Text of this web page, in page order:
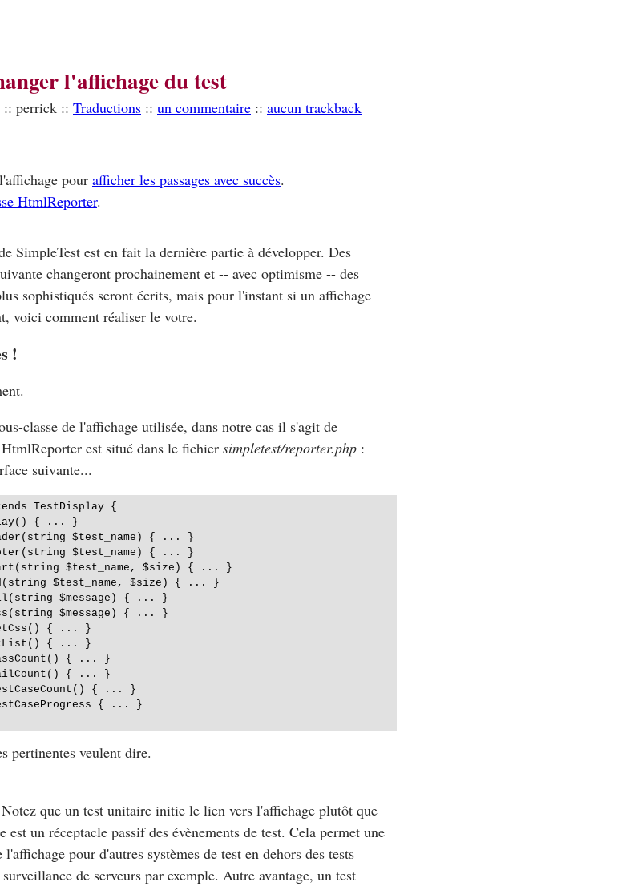
l'affichage du test
:: perrick :: Traductions :: un commentaire :: aucun trackback
pour afficher les passages avec succès.
HtmlReporter.
SimpleTest est en fait la dernière partie à développer. Des
changeront prochainement et -- avec optimisme -- des
sophistiqués seront écrits, mais pour l'instant si un affichage
voici comment réaliser le votre.
!
classe de l'affichage utilisée, dans notre cas il s'agit de
HtmlReporter est situé dans le fichier simpletest/reporter.php :
suivante...
TestDisplay {
{ ... }
$test_name) { ... }
$test_name) { ... }
$test_name, $size) { ... }
$test_name, $size) { ... }
$message) { ... }
$message) { ... }
{ ... }
{ ... }
{ ... }
{ ... }
{ ... }
{ ... }
pertinentes veulent dire.
que un test unitaire initie le lien vers l'affichage plutôt que
est un réceptacle passif des évènements de test. Cela permet une
pour d'autres systèmes de test en dehors des tests
de serveurs par exemple. Autre avantage, un test